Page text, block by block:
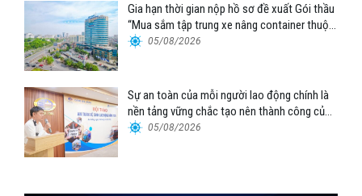
Gia hạn thời gian nộp hồ sơ đề xuất Gói thầu
“Mua sắm tập trung xe nâng container thuộc
Tổng công ty Hàng hải Việt Nam – CTCP”
05/08/2026
Sự an toàn của mỗi người lao động chính là
nền tảng vững chắc tạo nên thành công của
Cảng Đà Nẵng
05/08/2026